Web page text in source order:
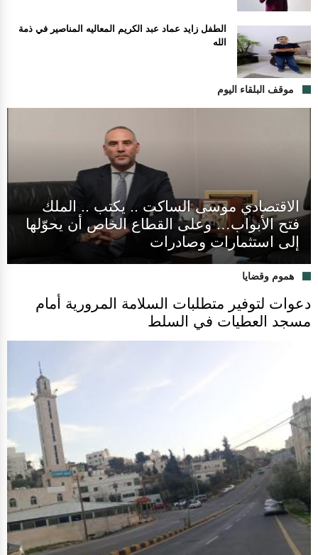
الطفل زايد عماد عبد الكريم المعاليه المناصير في ذمة
الله
موقف البلقاء اليوم
الاقتصادي موسى الساكت .. يكتب .. الملك
فتح الأبواب… وعلى القطاع الخاص أن يحوّلها
إلى استثمارات وصادرات
هموم وقضايا
دعوات لتوفير متطلبات السلامة المرورية أمام
مسجد العطيات في السلط